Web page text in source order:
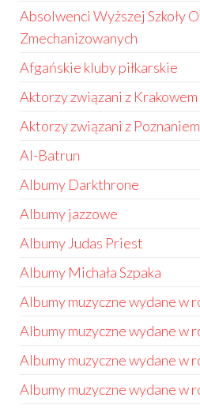
Absolwenci Wyższej Szkoły
Zmechanizowanych
Afgańskie kluby piłkarskie
Aktorzy związani z Krakowem
Aktorzy związani z Poznaniem
Al-Batrun
Albumy Darkthrone
Albumy jazzowe
Albumy Judas Priest
Albumy Michała Szpaka
Albumy muzyczne wydane w
Albumy muzyczne wydane w
Albumy muzyczne wydane w
Albumy muzyczne wydane w